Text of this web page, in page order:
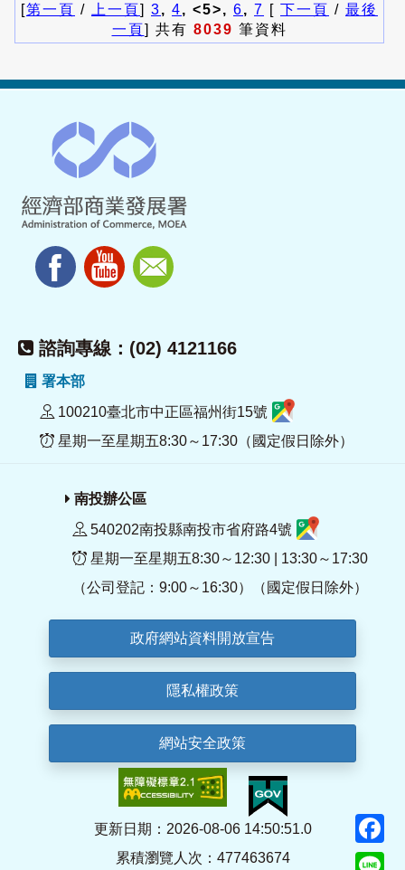
[第一頁 / 上一頁] 3, 4, <5>, 6, 7 [ 下一頁 / 最後
一頁] 共有 8039 筆資料
諮詢專線：(02) 4121166
署本部
100210臺北市中正區福州街15號
星期一至星期五8:30～17:30（國定假日除外）
南投辦公區
540202南投縣南投市省府路4號
星期一至星期五8:30～12:30 | 13:30～17:30
（公司登記：9:00～16:30）（國定假日除外）
政府網站資料開放宣告
隱私權政策
網站安全政策
更新日期：2026-08-06 14:50:51.0
累積瀏覽人次：477463674